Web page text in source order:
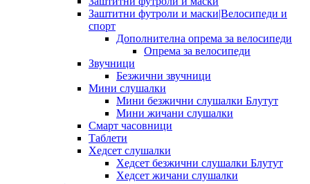
Заштитни футроли и маски|Велосипеди и
спорт
Дополнителна опрема за велосипеди
Опрема за велосипеди
Звучници
Безжични звучници
Мини слушалки
Мини безжични слушалки Блутут
Мини жичани слушалки
Смарт часовници
Таблети
Хедсет слушалки
Хедсет безжични слушалки Блутут
Хедсет жичани слушалки